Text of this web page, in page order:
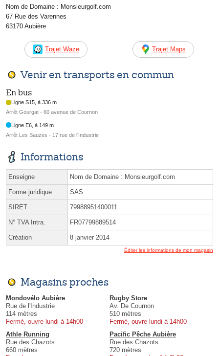
Nom de Domaine : Monsieurgolf.com
67 Rue des Varennes
63170 Aubière
Trajet Waze Trajet Maps
Venir en transports en commun
En bus
Ligne S15, à 336 m
Arrêt Gourgat - 60 avenue de Cournon
Ligne E6, à 149 m
Arrêt Les Sauzes - 17 rue de l'Industrie
Informations
Enseigne Nom de Domaine : Monsieurgolf.com
Forme juridique SAS
SIRET 79988951400011
N° TVA Intra. FR07799889514
Création 8 janvier 2014
Éditer les informations de mon magasin
Magasins proches
Mondovélo Aubière
Rue de l'Industrie
114 mètres
Fermé, ouvre lundi à 14h00
Rugby Store
Av. De Cournon
510 mètres
Fermé, ouvre lundi à 14h00
Athle Running
Rue des Chazots
660 mètres
Pacific Pêche Aubière
Rue des Chazots
720 mètres